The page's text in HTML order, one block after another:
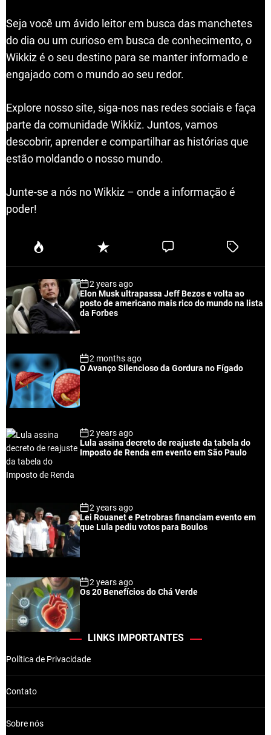
Seja você um ávido leitor em busca das manchetes
do dia ou um curioso em busca de conhecimento, o
Wikkiz é o seu destino para se manter informado e
engajado com o mundo ao seu redor.
Explore nosso site, siga-nos nas redes sociais e faça
parte da comunidade Wikkiz. Juntos, vamos
descobrir, aprender e compartilhar as histórias que
estão moldando o nosso mundo.
Junte-se a nós no Wikkiz – onde a informação é
poder!
P
u
a
r
R
e
n
t
C
e
T
e
2 years ago
Elon Musk ultrapassa Jeff Bezos e volta ao
posto de americano mais rico do mundo na lista
da Forbes
2 months ago
O Avanço Silencioso da Gordura no Fígado
2 years ago
Lula assina decreto de reajuste da tabela do
Imposto de Renda em evento em São Paulo
2 years ago
Lei Rouanet e Petrobras financiam evento em
que Lula pediu votos para Boulos
2 years ago
Os 20 Benefícios do Chá Verde
LINKS IMPORTANTES
Política de Privacidade
Contato
Sobre nós